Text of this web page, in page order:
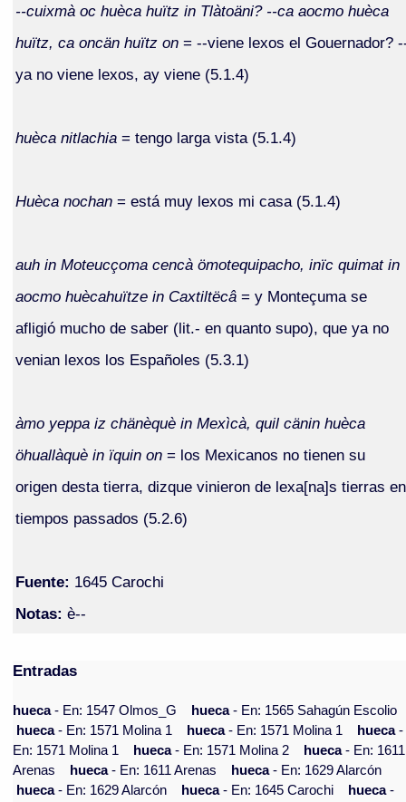
--cuixmà oc huèca huïtz in Tlàtoäni? --ca aocmo huèca
huïtz, ca oncän huïtz on = --viene lexos el Gouernador?
ya no viene lexos, ay viene (5.1.4)
huèca nitlachia = tengo larga vista (5.1.4)
Huèca nochan = está muy lexos mi casa (5.1.4)
auh in Moteucçoma cencà ömotequipacho, inïc quimat in
aocmo huècahuïtze in Caxtiltëcâ = y Monteçuma se
afligió mucho de saber (lit.- en quanto supo), que ya no
venian lexos los Españoles (5.3.1)
àmo yeppa iz chänèquè in Mexìcà, quil cänin huèca
öhuallàquè in ïquin on = los Mexicanos no tienen su
origen desta tierra, dizque vinieron de lexa[na]s tierras en
tiempos passados (5.2.6)
Fuente: 1645 Carochi
Notas: è--
Entradas
hueca- En: 1547 Olmos_G hueca- En: 1565 Sahagún Escolio
hueca- En: 1571 Molina 1 hueca- En: 1571 Molina 1 hueca-
En: 1571 Molina 1
hueca- En: 1571 Molina 2 hueca- En: 1611
Arenas
hueca- En: 1611 Arenas hueca- En: 1629 Alarcón
hueca- En: 1629 Alarcón hueca- En: 1645 Carochi hueca-